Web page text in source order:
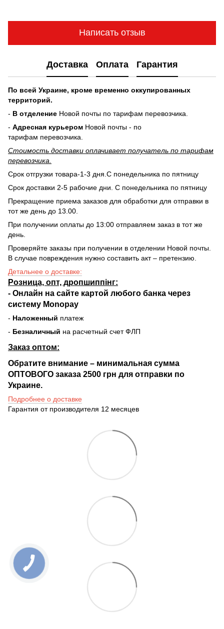
Написать отзыв
Доставка Оплата Гарантия
По всей Украине, кроме временно оккупированных
территорий.
- В отделение Новой почты по тарифам перевозчика.
- Адресная курьером Новой почты - по
тарифам перевозчика.
Стоимость доставки оплачивает получатель по тарифам
перевозчика.
Срок отгрузки товара-1-3 дня.С понедельника по пятницу
Срок доставки 2-5 рабочие дни. С понедельника по пятницу
Прекращение приема заказов для обработки для отправки в
тот же день до 13.00.
При получении оплаты до 13:00 отправляем заказ в тот же
день.
Проверяйте заказы при получении в отделении Новой почты.
В случае повреждения нужно составить акт – претензию.
Детальнее о доставке:
Розница, опт, дропшиппінг:
- Онлайн на сайте картой любого банка через
систему Monopay
- Наложенный платеж
- Безналичный на расчетный счет ФЛП
Заказ оптом:
Обратите внимание – минимальная сумма
ОПТОВОГО заказа 2500 грн для отправки по
Украине.
Подробнее о доставке
Гарантия от производителя 12 месяцев